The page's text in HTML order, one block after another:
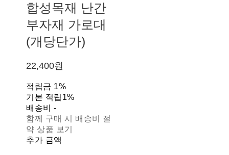
합성목재 난간
부자재 가로대
(개당단가)
22,400원
적립금 1%
기본 적립 1%
배송비-
함께 구매 시 배송비 절
약 상품 보기
추가 금액